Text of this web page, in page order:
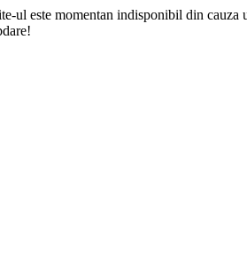
ul este momentan indisponibil din